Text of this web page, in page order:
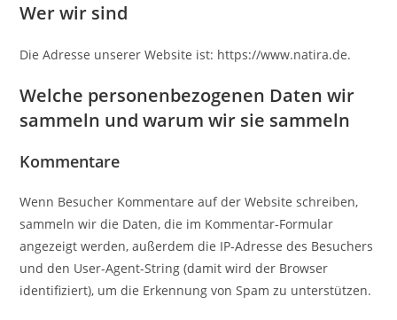
Wer wir sind
Die Adresse unserer Website ist: https://www.natira.de.
Welche personenbezogenen Daten wir
sammeln und warum wir sie sammeln
Kommentare
Wenn Besucher Kommentare auf der Website schreiben,
sammeln wir die Daten, die im Kommentar-Formular
angezeigt werden, außerdem die IP-Adresse des Besuchers
und den User-Agent-String (damit wird der Browser
identifiziert), um die Erkennung von Spam zu unterstützen.